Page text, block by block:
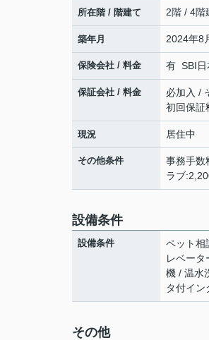
所在階 / 階建て 2階 / 4階
築年月 2024年8
保険会社 / 料金 有 SBI日
保証会社 / 料金
必加入 /
初回保
現況 居住中
その他条件
事務手
ラブ
設備条件
設備条件
ペット相
レベー
機 / 温水
タ付イン
その他